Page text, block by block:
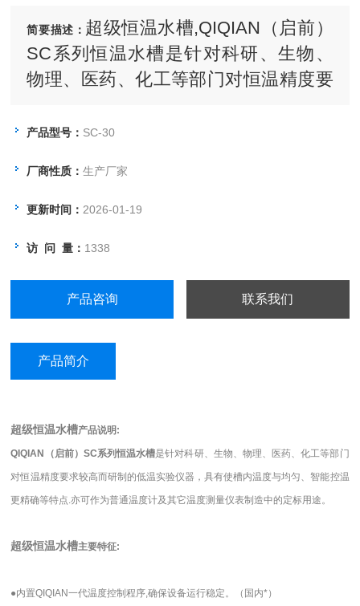
简要描述： 超级恒温水槽,QIQIAN（启前）
SC系列恒温水槽是针对科研、生物、
物理、医药、化工等部门对恒温精度要
槽内温度与均匀、智能控温更精确等特
仪表制造中的定标用途。 上海启前电子
科技有限公司:1800 1900 567
产品型号： SC-30
厂商性质：生产厂家
更新时间：2026-01-19
访 问 量： 1338
产品咨询 联系我们
产品简介
超级恒温水槽产品说明:
QIQIAN（启前） SC系列恒温水槽是针对科研、生物、物理、医药、化工等部门
对恒温精度要求较高而研制的低温实验仪器，具有使槽内温度与均匀、智能控温
更精确等特点.亦可作为普通温度计及其它温度测量仪表制造中的定标用途。
超级恒温水槽主要特征:
●内置QIQIAN一代温度控制程序,确保设备运行稳定。（国内*）